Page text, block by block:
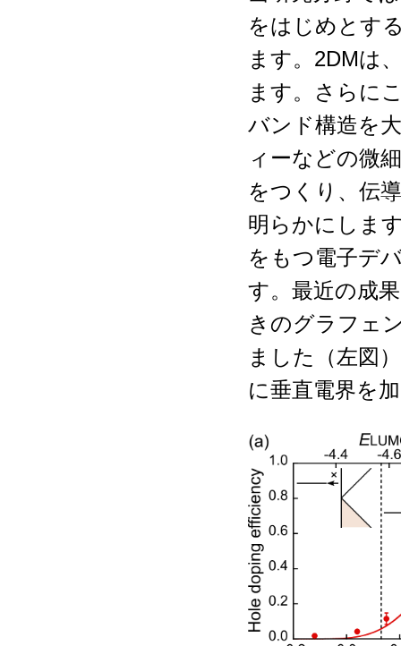
をはじめとす
ます。 2DMは
ます。さらに
バンド構造を
ィーなどの微
をつくり、伝
明らかにしま
をもつ電子デ
す。最近の成
きのグラフェ
ました（左図
に垂直電界を